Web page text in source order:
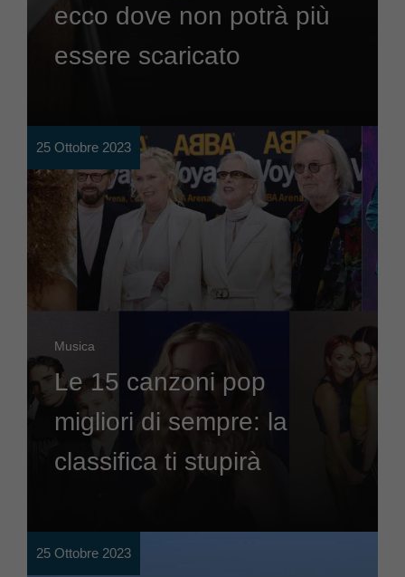
ecco dove non potrà più
essere scaricato
25 Ottobre 2023
Musica
Le 15 canzoni pop
migliori di sempre: la
classifica ti stupirà
25 Ottobre 2023